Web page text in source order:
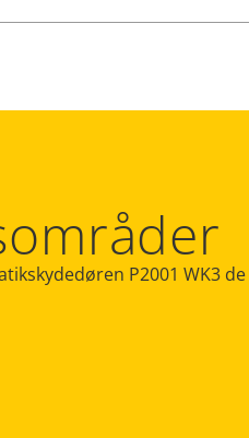
P2001 WK3